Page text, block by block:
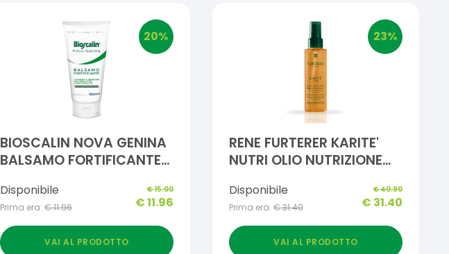
20%
BIOSCALIN NOVA GENINA
BALSAMO FORTIFICANTE
Disponibile
Prima era: €11.96
€15.00
€11.96
VAI AL PRODOTTO
23%
RENE FURTERER KARITE'
NUTRI OLIO NUTRIZIONE
Disponibile
Prima era: €31.40
€40.90
€ 31.40
VAI AL PRODOTTO